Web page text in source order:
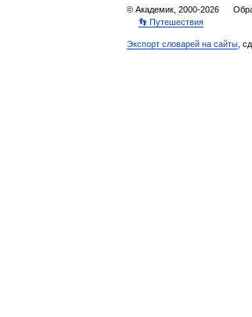
© Академик, 2000-2026
👣 Путешествия
Экспорт словарей на сайты ,